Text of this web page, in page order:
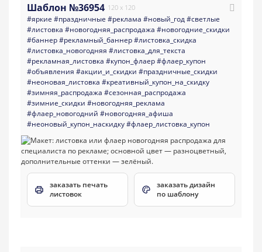
Шаблон №36954 120 x 120
#яркие #праздничные #реклама #новый_год#светлые
#листовка #новогодняя_распродажа #новогодние_скидки
#баннер#рекламный_баннер#листовка_скидка
#листовка_новогодняя #листовка_для_текста
#рекламная_листовка #купон_флаер#флаер_купон
#объявления #акции_и_скидки #праздничные_скидки
#неоновая_листовка #креативный_купон_на_скидку
#зимняя_распродажа #сезонная_распродажа
#зимние_скидки #новогодняя_реклама
#флаер_новогодний #новогодняя_афиша
#неоновый_купон_наскидку#флаер_листовка_купон
заказать печать
листовок
заказать дизайн
по шаблону